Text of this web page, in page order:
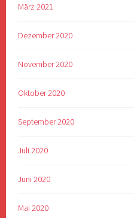
März 2021
Dezember 2020
November 2020
Oktober 2020
September 2020
Juli 2020
Juni 2020
Mai 2020